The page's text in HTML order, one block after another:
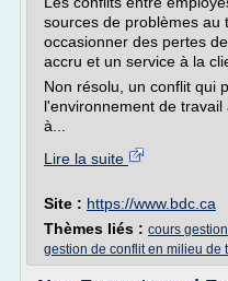
sources de problèmes au
occasionner des pertes
accru et un service à la
Non résolu, un conflit qui
l'environnement de
à...
Lire la suite
Site : https://www.bdc.ca
Thèmes liés : cours
gestion de conflit en milieu de